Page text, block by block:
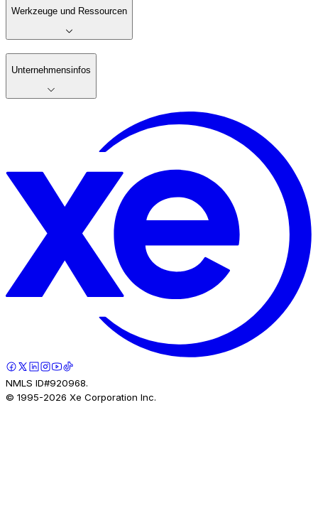
Werkzeuge und Ressourcen
Unternehmensinfos
NMLS ID#920968.
© 1995-2026 Xe Corporation Inc.